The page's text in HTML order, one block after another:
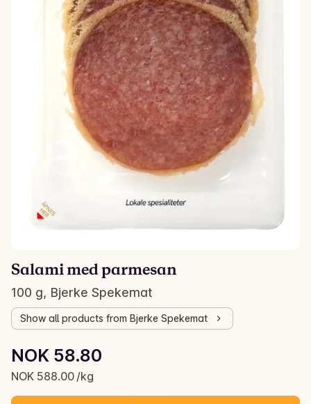
Salami med parmesan
100 g, Bjerke Spekemat
Show all products from Bjerke Spekemat
Current price is: NOK 58.80
NOK 58.80
NOK 588.00 /kg
Unit price: NOK 588.00 /kg